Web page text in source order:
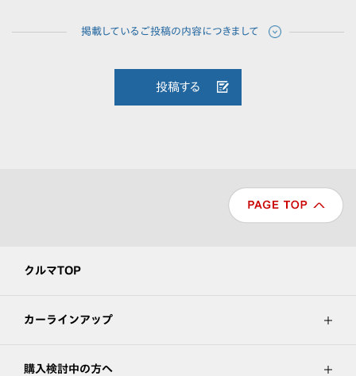
投稿する
クルマTOP
カーラインアップ
購入検討中の方へ